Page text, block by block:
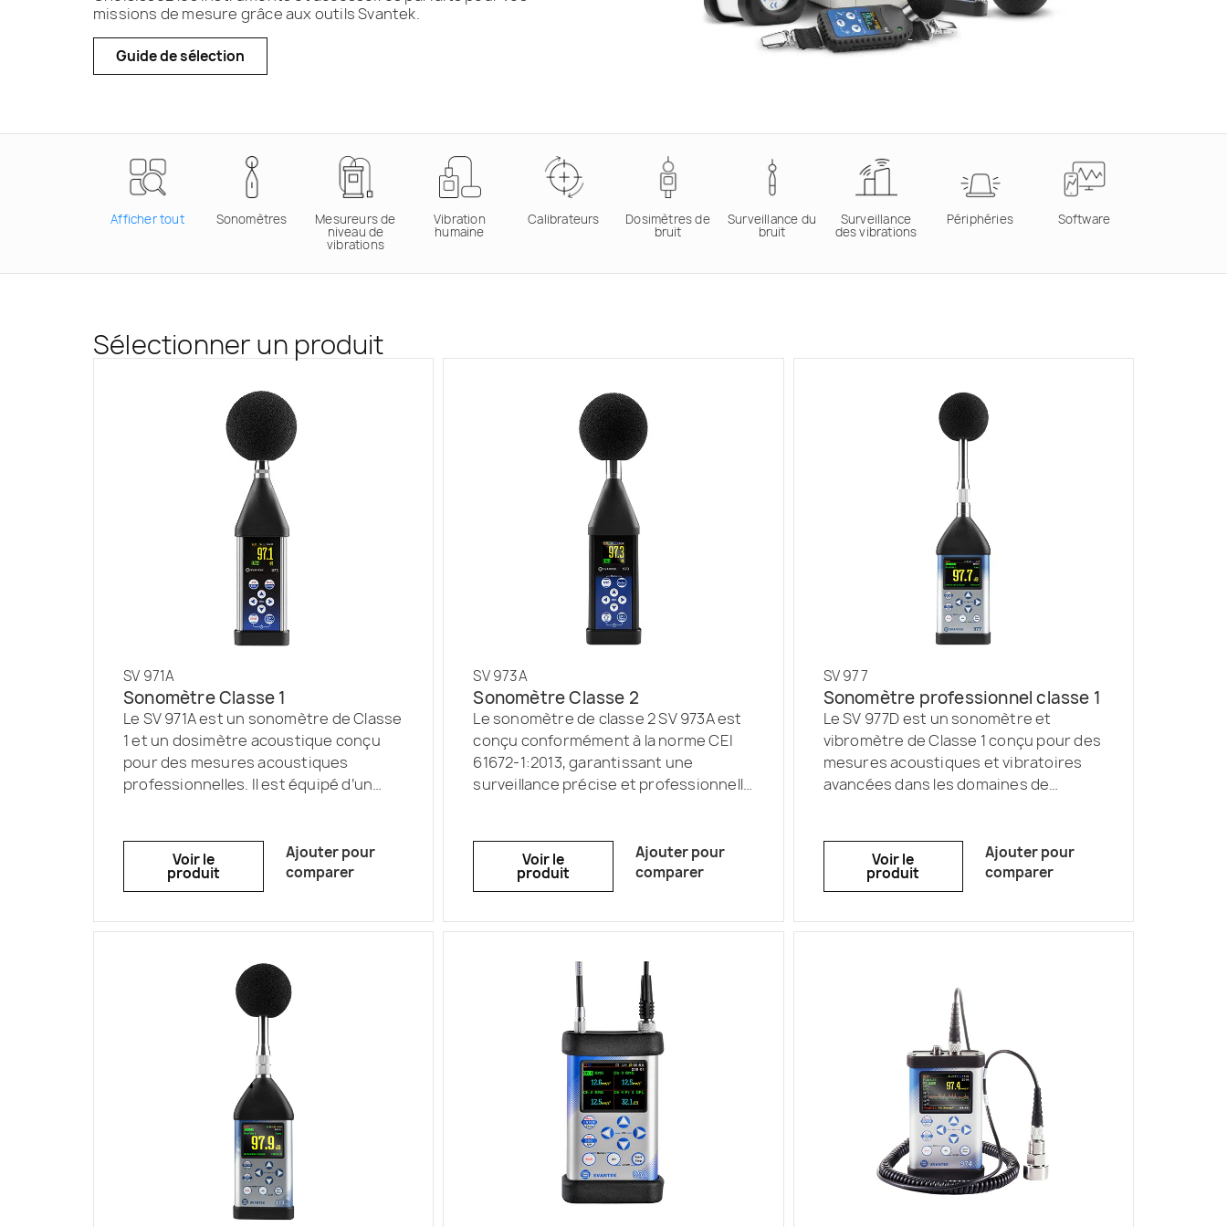
missions de mesure grâce aux outils Svantek.
Guide de sélection
Afficher tout Sonomètres Mesureurs de
niveau de
vibrations
Vibration
humaine
Calibrateurs Dosimètres de
bruit
Surveillance du
bruit
Surveillance
des vibrations
Périphéries Software
Sélectionner un produit
SV 971A
Sonomètre Classe 1
Le SV 971A est un sonomètre de Classe
1 et un dosimètre acoustique conçu
pour des mesures acoustiques
professionnelles. Il est équipé d’un
unique de 120 dB allant de 17 dBA Leq à
140 dB crête. L’appareil maintient la
linéarité exigée par la norme IEC
bande de fréquence de 5 Hz à 20 kHz,
couvrant l’acoustique, la
réglementation sur le bruit au travail,
le bruit ambiant et les niveaux sonores
environnementaux. Les pondérations
A, C, Z et LF intégrées, les constantes
de temps Fast, Slow et Impulse ainsi
que les filtres d’octave conformes à la
norme IEC 61260-1 permettent à cet
instrument compact de gérer aussi
bien la surveillance des faibles niveaux
de bruit que les bruits impulsionnels.
La connectivité Bluetooth® permet le
contrôle à distance et la consultation
Voir le
produit
Ajouter pour
comparer
SV 973A
Sonomètre Classe 2
Le sonomètre de classe 2 SV 973A est
conçu conformément à la norme CEI
61672-1:2013, garantissant une
surveillance précise et professionnelle
sonomètre de classe 2 car il répond
aux normes de précision et de
durabilité et est équipé d’un
technologie MEMS garanti à vie. La
spécification SV 973A dépasse les
exigences standard en matière de
précision, offrant une plage de
fréquences allant jusqu’à 10 kHz et une
plage de température de
fonctionnement de -10 à 50°C. Avec
une plage de mesure impressionnante
allant de 25 dB à 129 dB, il mesure avec
précision le bruit industriel et
environnemental, même dans un faible
bruit de fond. Pour une analyse
complète du bruit sur le lieu de travail,
Voir le
produit
Ajouter pour
comparer
SV 977
Sonomètre professionnel classe 1
Le SV 977D est un sonomètre et
vibromètre de Classe 1 conçu pour des
mesures acoustiques et vibratoires
avancées dans les domaines de
environnementale. Il est équipé d’un
microphone ½” MK 255, offrant une
large plage de fréquences de 3 Hz à 20
sensibilité à long terme. Le SV 977D
des ultrasons, ce qui le rend adapté
aux applications industrielles et
médicales. Il couvre une plage
dynamique totale allant de 16 dBA RMS
à 140 dBA crête (du bruit de fond de
l’appareil jusqu’au niveau maximal
mesurable), tandis que la plage de
linéarité selon la norme IEC 61672-1—
mesurée avec une marge au-dessus
du bruit de fond—s’étend de 23 dBA
Voir le
produit
Ajouter pour
comparer